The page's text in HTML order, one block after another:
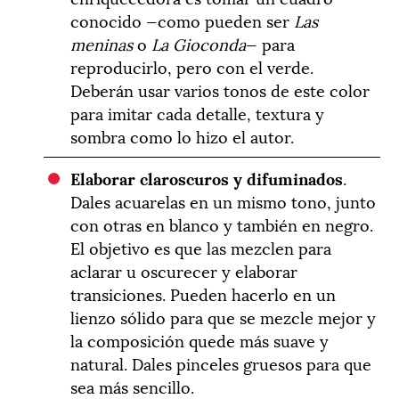
conocido —como pueden ser Las
meninaso La Gioconda— para
reproducirlo, pero con el verde.
Deberán usar varios tonos de este color
para imitar cada detalle, textura y
sombra como lo hizo el autor.
Elaborar claroscuros y difuminados.
Dales acuarelas en un mismo tono, junto
con otras en blanco y también en negro.
El objetivo es que las mezclen para
aclarar u oscurecer y elaborar
transiciones. Pueden hacerlo en un
lienzo sólido para que se mezcle mejor y
la composición quede más suave y
natural. Dales pinceles gruesos para que
sea más sencillo.